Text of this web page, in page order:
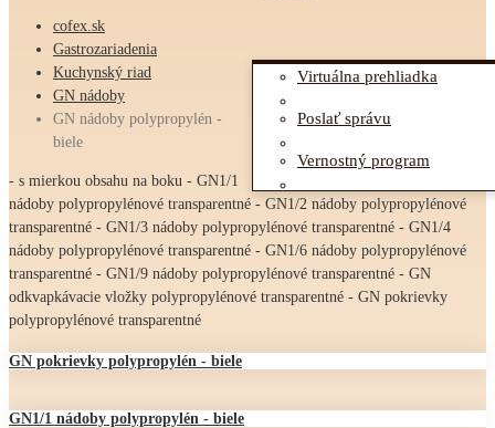
Virtuálna prehliadka
Poslať správu
Vernostný program
cofex.sk
Gastrozariadenia
Kuchynský riad
GN nádoby
GN nádoby polypropylén -
biele
- s mierkou obsahu na boku - GN1/1
nádoby polypropylénové transparentné - GN1/2 nádoby polypropylénové
transparentné - GN1/3 nádoby polypropylénové transparentné - GN1/4
nádoby polypropylénové transparentné - GN1/6 nádoby polypropylénové
transparentné - GN1/9 nádoby polypropylénové transparentné - GN
odkvapkávacie vložky polypropylénové transparentné - GN pokrievky
polypropylénové transparentné
GN pokrievky polypropylén - biele
GN1/1 nádoby polypropylén - biele